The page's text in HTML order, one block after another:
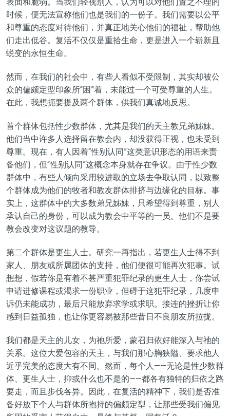
时候，便无法宣称他们也是我们的一份子。我们需要以公平
和尊重的态度对待他们，并真正地关心他们的福祉，帮助他
们走出低谷。复活不仅仅是重拾生命，更是进入一个崭新且
蜕变的永恒生命。
然而，在我们的社会中，有些人看似不受限制，其实却被公
众的偏颇定型印象所“困”着，未能过一个可受尊重的人生。
在此，我想扼要提及两个群体，供我们真诚地反思。
首个群体包括性少数群体，尤其是我们的天主教兄弟姊妹。
他们当中许多人选择留在教会内，却没获得正视，也未受到
尊重。现在，有人因着“性别认同”这类意识形态的用语来责
备他们，但“性别认同”这概念本身就存在争议。由于性少数
群体中，有些人倾向采用较进取的立场去争取认同，以致整
个群体成为他们的牧者和教友群体排挤与边缘化的目标。事
实上，这群体中的大多数弟兄姊妹，只希望得到尊重，别人
承认自己的身份，可以成为教会中平等的一员。他们不是要
教会改变对这议题的教导。
第二个群体是更生人士。研究一再指出，若更生人士得不到
家人、朋友或所属团体的支持，他们便很可能再次犯事。试
想想，假若你是有着不甚严重犯罪纪录的更生人士，你尝试
申请进修课程或渴求一份职业，但碍于这犯罪纪录，几度申
诉仍未能成功，最后只能放弃求学或求职。接连的挫折让你
感到日益孤独，也让你更容易被那些昔日不良朋友所拉拢。
我们都是天主的儿女，为祂所爱，蒙召归依好能深入与祂的
关系。这位大爱包容的天主，与我们那心胸狭隘、要求他人
近乎完美的态度大有不同。然而，每个人——无论是性少数群
体、更生人士，抑或什么也不是的——都各有独特的归依之路
要走，而且步伐各异。因此，在复活的精神下，我们是否准
备好放下个人与群体所抱持的偏颇定型，让那些受我们偏见